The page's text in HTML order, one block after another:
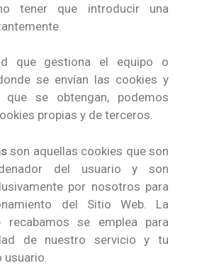
tener que introducir una
que gestiona el equipo o
se envían las cookies y
se obtengan, podemos
propias y de terceros.
son aquellas cookies que son
del usuario y son
por nosotros para
del Sitio Web. La
recabamos se emplea para
de nuestro servicio y tu